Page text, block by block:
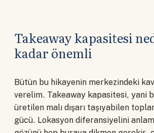
Takeaway kapasitesi
kadar önemli
Bütün bu hikayenin merkezindeki
verelim. Takeaway kapasitesi, yani
üretilen malı dışarı taşıyabilen
gücü. Lokasyon diferansiyelini